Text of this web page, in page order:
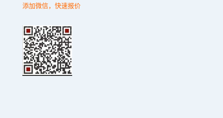
添加微信，快速报价